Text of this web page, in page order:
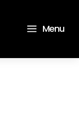
a Menu